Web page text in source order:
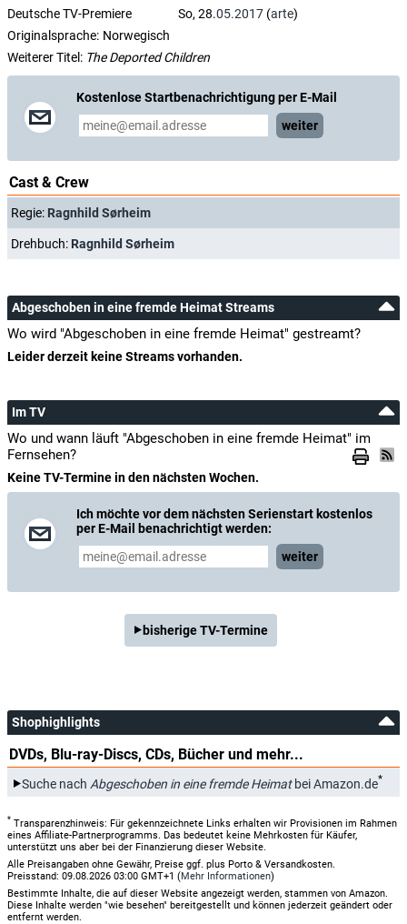
Deutsche TV-Premiere So, 28.05.2017 (arte)
Originalsprache: Norwegisch
Weiterer Titel: The Deported Children
Kostenlose Startbenachrichtigung per E-Mail
weiter
Cast & Crew
Regie: Ragnhild Sørheim
Drehbuch: Ragnhild Sørheim
Abgeschoben in eine fremde Heimat Streams
Wo wird "Abgeschoben in eine fremde Heimat" gestreamt?
Leider derzeit keine Streams vorhanden.
Im TV
Wo und wann läuft "Abgeschoben in eine fremde Heimat" im
Fernsehen?
Keine TV-Termine in den nächsten Wochen.
Ich möchte vor dem nächsten Serienstart kostenlos
per E-Mail benachrichtigt werden:
weiter
bisherige TV-Termine
Shophighlights
DVDs, Blu-ray-Discs, CDs, Bücher und mehr...
Suche nach Abgeschoben in eine fremde Heimatbei Amazon.de*
* Transparenzhinweis: Für gekennzeichnete Links erhalten wir Provisionen im Rahmen
eines Affiliate-Partnerprogramms. Das bedeutet keine Mehrkosten für Käufer,
unterstützt uns aber bei der Finanzierung dieser Website.
Alle Preisangaben ohne Gewähr, Preise ggf. plus Porto & Versandkosten.
Preisstand: 09.08.2026 03:00 GMT+1 (Mehr Informationen)
Bestimmte Inhalte, die auf dieser Website angezeigt werden, stammen von Amazon.
Diese Inhalte werden "wie besehen" bereitgestellt und können jederzeit geändert oder
entfernt werden.